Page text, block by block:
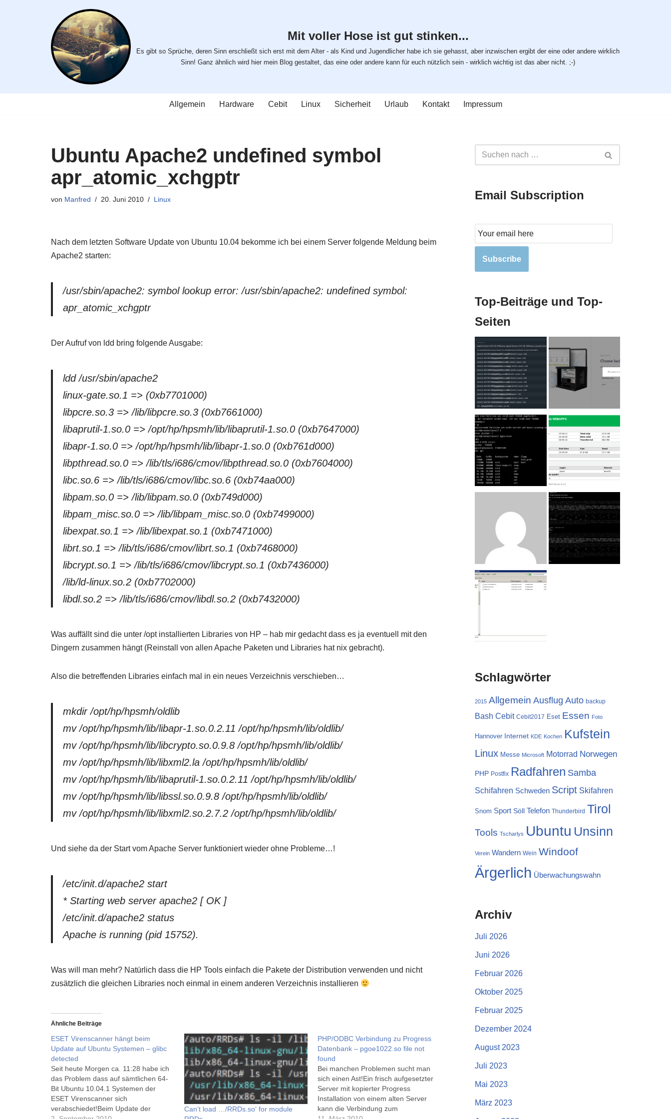
Mit voller Hose ist gut stinken...
Es gibt so Sprüche, deren Sinn erschließt sich erst mit dem Alter - als Kind und Jugendlicher habe ich sie gehasst, aber inzwischen ergibt der eine oder andere wirklich
Sinn! Ganz ähnlich wird hier mein Blog gestaltet, das eine oder andere kann für euch nützlich sein - wirklich wichtig ist das aber nicht. ;-)
Allgemein Hardware Cebit Linux Sicherheit Urlaub Kontakt Impressum
Ubuntu Apache2 undefined symbol
apr_atomic_xchgptr
von Manfred 20. Juni 2010 Linux
Nach dem letzten Software Update von Ubuntu 10.04 bekomme ich bei einem Server folgende Meldung beim
Apache2 starten:
/usr/sbin/apache2: symbol lookup error: /usr/sbin/apache2: undefined symbol:
apr_atomic_xchgptr
Der Aufruf von ldd bring folgende Ausgabe:
ldd /usr/sbin/apache2
linux-gate.so.1 => (0xb7701000)
libpcre.so.3 => /lib/libpcre.so.3 (0xb7661000)
libaprutil-1.so.0 => /opt/hp/hpsmh/lib/libaprutil-1.so.0 (0xb7647000)
libapr-1.so.0 => /opt/hp/hpsmh/lib/libapr-1.so.0 (0xb761d000)
libpthread.so.0 => /lib/tls/i686/cmov/libpthread.so.0 (0xb7604000)
libc.so.6 => /lib/tls/i686/cmov/libc.so.6 (0xb74aa000)
libpam.so.0 => /lib/libpam.so.0 (0xb749d000)
libpam_misc.so.0 => /lib/libpam_misc.so.0 (0xb7499000)
libexpat.so.1 => /lib/libexpat.so.1 (0xb7471000)
librt.so.1 => /lib/tls/i686/cmov/librt.so.1 (0xb7468000)
libcrypt.so.1 => /lib/tls/i686/cmov/libcrypt.so.1 (0xb7436000)
/lib/ld-linux.so.2 (0xb7702000)
libdl.so.2 => /lib/tls/i686/cmov/libdl.so.2 (0xb7432000)
Was auffällt sind die unter /opt installierten Libraries von HP – hab mir gedacht dass es ja eventuell mit den
Dingern zusammen hängt (Reinstall von allen Apache Paketen und Libraries hat nix gebracht).
Also die betreffenden Libraries einfach mal in ein neues Verzeichnis verschieben…
mkdir /opt/hp/hpsmh/oldlib
mv /opt/hp/hpsmh/lib/libapr-1.so.0.2.11 /opt/hp/hpsmh/lib/oldlib/
mv /opt/hp/hpsmh/lib/libcrypto.so.0.9.8 /opt/hp/hpsmh/lib/oldlib/
mv /opt/hp/hpsmh/lib/libxml2.la /opt/hp/hpsmh/lib/oldlib/
mv /opt/hp/hpsmh/lib/libaprutil-1.so.0.2.11 /opt/hp/hpsmh/lib/oldlib/
mv /opt/hp/hpsmh/lib/libssl.so.0.9.8 /opt/hp/hpsmh/lib/oldlib/
mv /opt/hp/hpsmh/lib/libxml2.so.2.7.2 /opt/hp/hpsmh/lib/oldlib/
Und siehe da der Start vom Apache Server funktioniert wieder ohne Probleme…!
/etc/init.d/apache2 start
* Starting web server apache2 [ OK ]
/etc/init.d/apache2 status
Apache is running (pid 15752).
Was will man mehr? Natürlich dass die HP Tools einfach die Pakete der Distribution verwenden und nicht
zusätzlich die gleichen Libraries noch einmal in einem anderen Verzeichnis installieren
Ähnliche Beiträge
ESET Virenscanner hängt beim
Update auf Ubuntu Systemen – glibc
detected
Seit heute Morgen ca. 11:28 habe ich
das Problem dass auf sämtlichen 64-
Bit Ubuntu 10.04.1 Systemen der
ESET Virenscanner sich
verabschiedet!Beim Update der
Can’t load …/RRDs.so‘ for module
PHP/ODBC Verbindung zu Progress
Datenbank – pgoe1022.so file not
found
Bei manchen Problemen sucht man
sich einen Ast!Ein frisch aufgesetzter
Server mit kopierter Progress
Installation von einem alten Server
kann die Verbindung zum
Email Subscription
Subscribe
Top-Beiträge und Top-
Seiten
Schlagwörter
2015 Allgemein Ausflug Auto backup
Bash Cebit Cebit2017 Eset Essen Foto
Hannover Internet KDE Kochen Kufstein
Linux Messe Microsoft Motorrad Norwegen
PHP Postfix Radfahren Samba
Schifahren Schweden Script Skifahren
Snom Sport Söll Telefon Thunderbird Tirol
Tools Tscharlys Ubuntu Unsinn
Verein Wandern Wein Windoof
Ärgerlich Überwachungswahn
Archiv
Juli 2026
Juni 2026
Februar 2026
Oktober 2025
Februar 2025
Dezember 2024
August 2023
Juli 2023
Mai 2023
März 2023